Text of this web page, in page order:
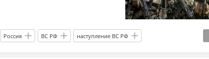
Россия ВС РФ наступление ВС РФ
человека нацизм украинский неонацизм